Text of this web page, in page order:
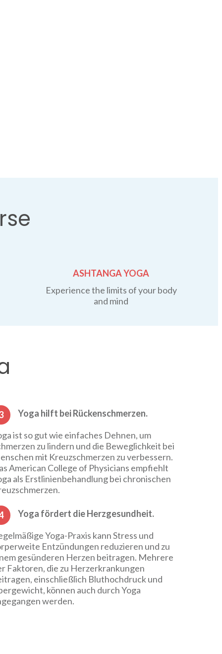
ASHTANGA YOGA
Experience the limits of your body
and mind
Yoga hilft bei Rückenschmerzen.
ist so gut wie einfaches Dehnen, um
zu lindern und die Beweglichkeit bei
mit Kreuzschmerzen zu verbessern.
American College of Physicians empfiehlt
als Erstlinienbehandlung bei chronischen
Yoga fördert die Herzgesundheit.
Yoga-Praxis kann Stress und
Entzündungen reduzieren und zu
gesünderen Herzen beitragen. Mehrere
Faktoren, die zu Herzerkrankungen
einschließlich Bluthochdruck und
können auch durch Yoga
werden.